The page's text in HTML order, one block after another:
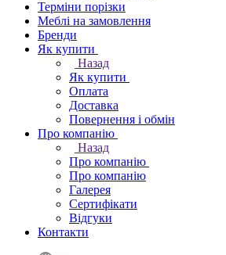
Терміни порізки
Меблі на замовлення
Бренди
Як купити
Назад
Як купити
Оплата
Доставка
Повернення і обмін
Про компанію
Назад
Про компанію
Про компанію
Галерея
Сертифікати
Відгуки
Контакти